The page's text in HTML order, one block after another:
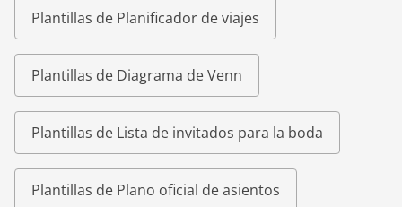
Plantillas de Planificador de viajes
Plantillas de Diagrama de Venn
Plantillas de Lista de invitados para la boda
Plantillas de Plano oficial de asientos